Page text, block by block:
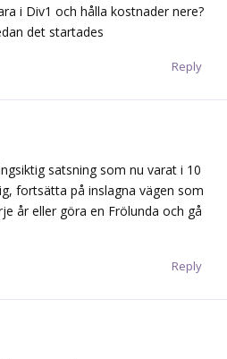
i Div1 och hålla kostnader nere?
det startades
Reply
satsning som nu varat i 10
fortsätta på inslagna vägen som
år eller göra en Frölunda och gå
Reply